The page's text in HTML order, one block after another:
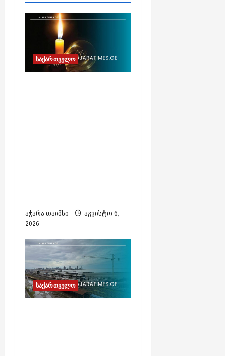
საქართველო
აჭარა თაიმსი
აგვისტო 6,
2026
საქართველო